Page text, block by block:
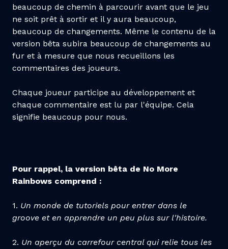
beaucoup de chemin à parcourir avant que le jeu
ne soit prêt à sortir et il y aura beaucoup,
beaucoup de changements. Même le contenu de la
version bêta subira beaucoup de changements au
fur et à mesure que nous recueillons les
commentaires des joueurs.
Chaque joueur participe au développement et
chaque commentaire est lu par l'équipe. Cela
signifie beaucoup pour nous.
Pour rappel, la version bêta de No More
Rainbows comprend :
1. Un monde de tutoriels pour entrer dans le
groove et en apprendre un peu plus sur l'histoire.
2. Un aperçu du carrefour central qui relie tous les